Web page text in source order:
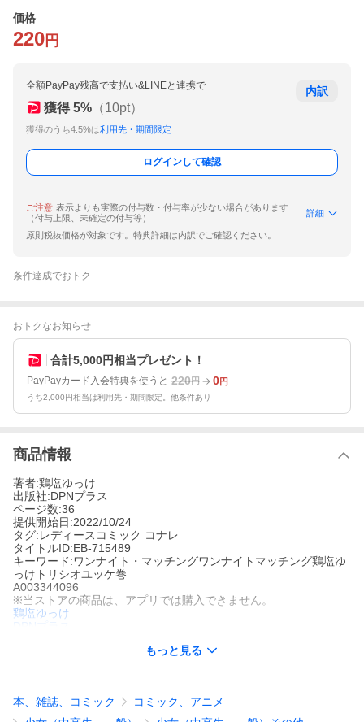
価格
220 円
全額PayPay残高で支払い&LINEと連携で
獲得 5% （10pt）
獲得のうち4.5%は利用先・期間限定
内訳
ログインして確認
ご注意 表示よりも実際の付与数・付与率が少ない場合があります
（付与上限、未確定の付与等）
詳細
原則税抜価格が対象です。特典詳細は内訳でご確認ください。
条件達成でおトク
おトクなお知らせ
合計5,000円相当プレゼント！
PayPayカード入会特典を使うと 220円 0円
うち2,000円相当は利用先・期間限定。他条件あり
商品情報
著者:鶏塩ゆっけ
出版社:DPNプラス
ページ数:36
提供開始日:2022/10/24
タグ:レディースコミック コナレ
タイトルID:EB-715489
キーワード:ワンナイト・マッチングワンナイトマッチング鶏塩ゆ
っけトリシオユッケ巻
A003344096
※当ストアの商品は、アプリでは購入できません。
鶏塩ゆっけ
30歳になっても漫画家として芽が出ない日々を送る「あお」。偶
「晴人」と一夜を共にしてしまうが、そこで「あお」は知らなか
った自分のある性質に気付き始める……。ドS男子大学生×ドMア
もっと見る
本、雑誌、コミック
コミック、アニメ